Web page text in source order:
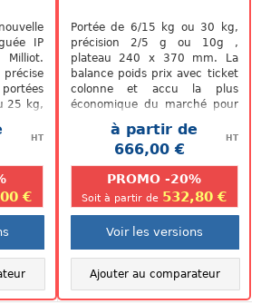
IP
25 kg,
HT
€
Portée de 6/15 kg ou 30 kg,
précision 2/5 g ou 10g ,
plateau 240 x 370 mm. La
balance poids prix avec ticket
colonne et accu la plus
économique du marché pour
les bénéficiaires du régime
à partir de
666,00 €
HT
PROMO -20%
Soit à partir de 532,80 €
Voir les versions
Ajouter au comparateur